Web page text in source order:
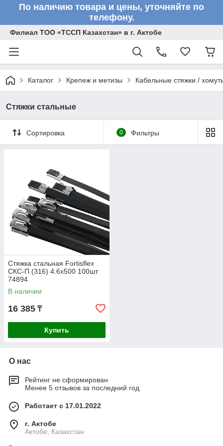
По наличию товара и цены, уточняйте по
телефону.
Филиал ТОО «ТССП Казахстан» в г. Актобе
Каталог Крепеж и метизы Кабельные стяжки /
Стяжки стальные
Сортировка 0 Фильтры
Стяжка стальная Fortisflex
СКС-П (316) 4.6x500 100шт
74894
В наличии
16 385 ₸
Купить
О нас
Рейтинг не сформирован
Менее 5 отзывов за последний год
Работает с 17.01.2022
г. Актобе
Актобе, Казахстан